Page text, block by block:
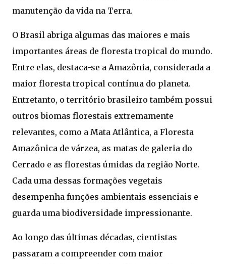
manutenção da vida na Terra.
O Brasil abriga algumas das maiores e mais
importantes áreas de floresta tropical do mundo.
Entre elas, destaca-se a Amazônia, considerada a
maior floresta tropical contínua do planeta.
Entretanto, o território brasileiro também possui
outros biomas florestais extremamente
relevantes, como a Mata Atlântica, a Floresta
Amazônica de várzea, as matas de galeria do
Cerrado e as florestas úmidas da região Norte.
Cada uma dessas formações vegetais
desempenha funções ambientais essenciais e
guarda uma biodiversidade impressionante.
Ao longo das últimas décadas, cientistas
passaram a compreender com maior